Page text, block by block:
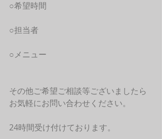
○希望時間
○担当者
○メニュー
その他ご希望ご相談等ございましたら
お気軽にお問い合わせください。
24時間受け付けております。